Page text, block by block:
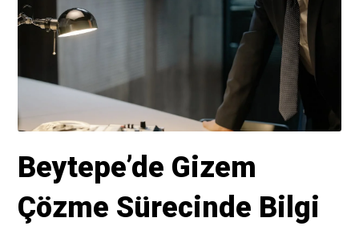
Beytepe’de Gizem
Çözme Sürecinde Bilgi